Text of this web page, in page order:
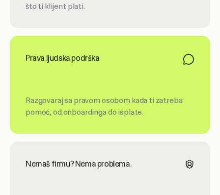
Prava ljudska podrška
Razgovaraj sa pravom osobom kada ti zatreba
pomoć, od onboardinga do isplate.
Nemaš firmu? Nema problema.
što ti klijent plati.